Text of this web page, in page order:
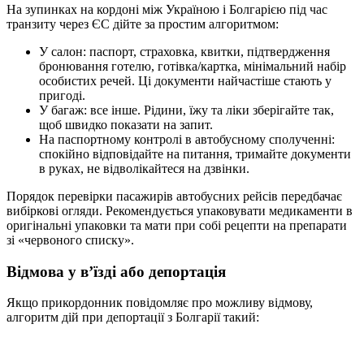
На зупинках на кордоні між Україною і Болгарією під час
транзиту через ЄС дійте за простим алгоритмом:
У салон: паспорт, страховка, квитки, підтвердження
бронювання готелю, готівка/картка, мінімальний набір
особистих речей. Ці документи найчастіше стають у
пригоді.
У багаж: все інше. Рідини, їжу та ліки зберігайте так,
щоб швидко показати на запит.
На паспортному контролі в автобусному сполученні:
спокійно відповідайте на питання, тримайте документи
в руках, не відволікайтеся на дзвінки.
Порядок перевірки пасажирів автобусних рейсів передбачає
вибіркові огляди. Рекомендується упаковувати медикаменти в
оригінальні упаковки та мати при собі рецепти на препарати
зі «червоного списку».
Відмова у в’їзді або депортація
Якщо прикордонник повідомляє про можливу відмову,
алгоритм дій при депортації з Болгарії такий: